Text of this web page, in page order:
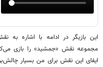
این بازیگر در ادامه با اشاره به
ایفای این نقش برای من بسیار